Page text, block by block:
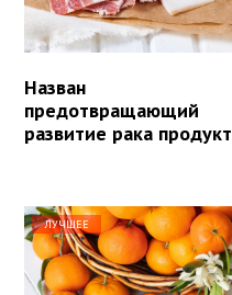
Назван
предотвращающий
развитие рака продукт
ЛУЧШЕЕ